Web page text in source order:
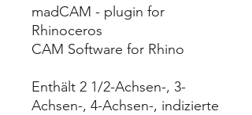
madCAM - plugin for
Rhinoceros
CAM Software for Rhino
Enthält 2 1/2-Achsen-, 3-
Achsen-, 4-Achsen-, indizierte